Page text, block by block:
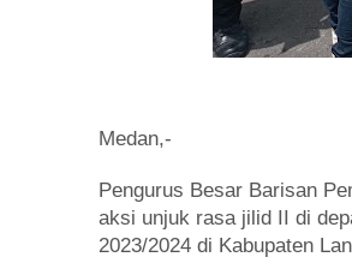
Medan,-
Pengurus Besar Barisan
aksi unjuk rasa jilid II di
2023/2024 di Kabupaten